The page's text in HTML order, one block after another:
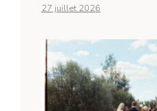
27 juillet 2026